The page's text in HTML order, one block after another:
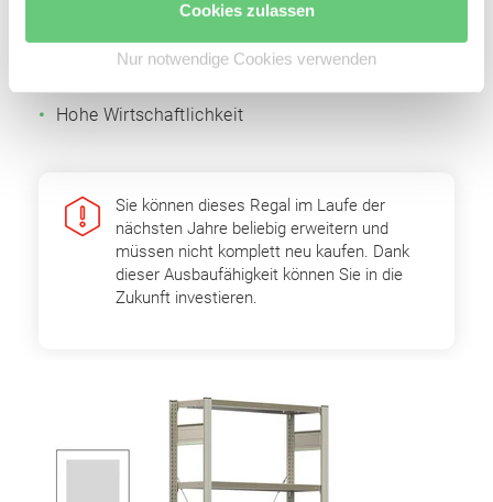
Cookies zulassen
Nur notwendige Cookies verwenden
Anbaufelder
Hohe Wirtschaftlichkeit
Sie können dieses Regal im Laufe der
nächsten Jahre beliebig erweitern und
müssen nicht komplett neu kaufen. Dank
dieser Ausbaufähigkeit können Sie in die
Zukunft investieren.